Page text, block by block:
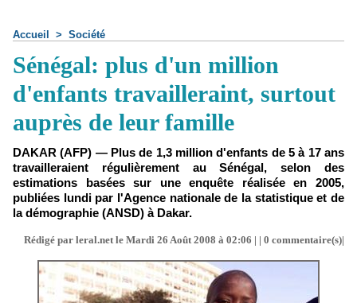
Accueil > Société
Sénégal: plus d'un million
d'enfants travailleraint, surtout
auprès de leur famille
DAKAR (AFP) — Plus de 1,3 million d'enfants de 5 à 17 ans
travailleraient régulièrement au Sénégal, selon des
estimations basées sur une enquête réalisée en 2005,
publiées lundi par l'Agence nationale de la statistique et de
la démographie (ANSD) à Dakar.
Rédigé par leral.net le Mardi 26 Août 2008 à 02:06 | | 0 commentaire(s)|